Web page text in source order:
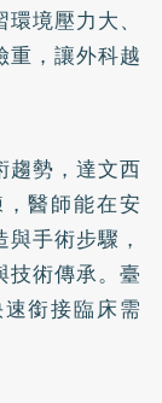
境壓力大、
重，讓外科越
趨勢，達文西
醫師能在安
手術步驟，
技術傳承。臺
銜接臨床需